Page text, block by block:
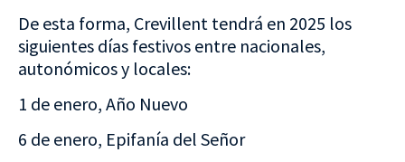
De esta forma, Crevillent tendrá en 2025 los
siguientes días festivos entre nacionales,
autonómicos y locales:
1 de enero, Año Nuevo
6 de enero, Epifanía del Señor